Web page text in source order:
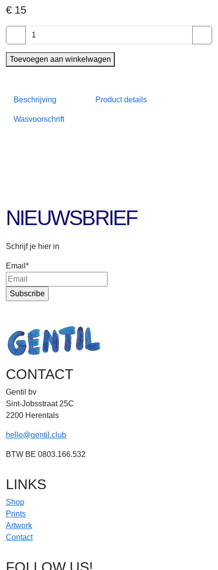
€ 15
EERST
KOFFIE
aantal
Toevoegen aan winkelwagen
Beschrijving Product details
Wasvoorschrift
NIEUWSBRIEF
Schrijf je hier in
Email *
CONTACT
Gentil bv
Sint-Jobsstraat 25C
2200 Herentals
hello@gentil.club
BTW BE 0803.166.532
LINKS
Shop
Prints
Artwork
Contact